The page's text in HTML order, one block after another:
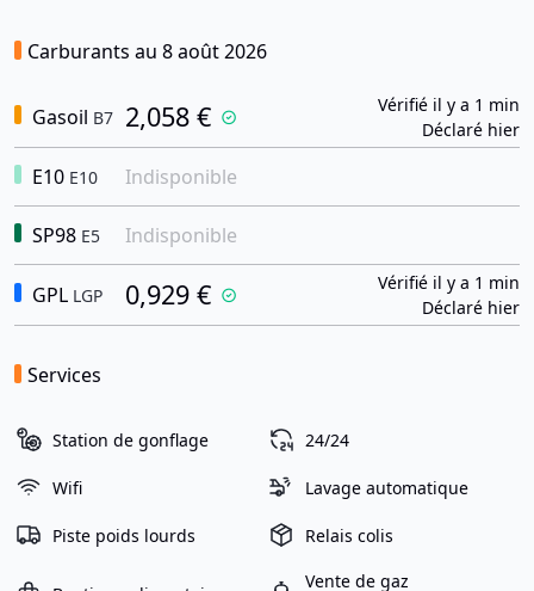
Carburants au 8 août 2026
Gasoil B7 2,058 €
Vérifié il y a 1 min
Déclaré hier
E10 E10 Indisponible
SP98 E5 Indisponible
GPL LGP 0,929 €
Vérifié il y a 1 min
Déclaré hier
Services
Station de gonflage 24/24
Wifi Lavage automatique
Piste poids lourds Relais colis
Vente de gaz